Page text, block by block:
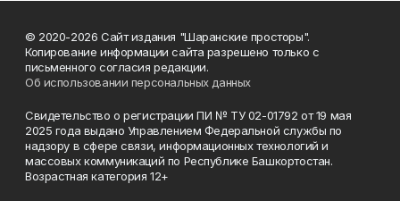
© 2020-2026 Сайт издания "Шаранские просторы".
Копирование информации сайта разрешено только с
письменного согласия редакции.
Об использовании персональных данных
Свидетельство о регистрации ПИ № ТУ 02-01792 от 19 мая
2025 года выдано Управлением Федеральной службы по
надзору в сфере связи, информационных технологий и
массовых коммуникаций по Республике Башкортостан.
Возрастная категория 12+